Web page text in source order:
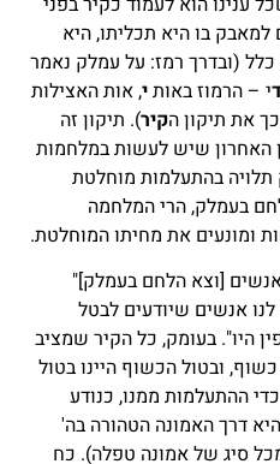
בו היא תכליתו, היא
כלל (ובדרך רמז: על עמלק נאמר
י – הרמוז באותי, אות האצילות
את תיקון הקיר). תיקון זה
האחרון שיש לעשות במלחמות
בהתעלמות מוחלטת
בעמלק, הרי המלחמה
ומונעים את מחיתו המוחלטת.
[וצא הלחם בעמלק]"
אנשים שיודעים לבטל
היו". בעומק, כל הקיר שמציב
ובטול הכשוף היינו בטול
ההתעלמות ממנו, כנודע
דרך האמונה הטהורה בה'
סיג של אמונה טפלה). כח